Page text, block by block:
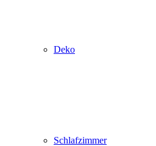
Deko
Schlafzimmer